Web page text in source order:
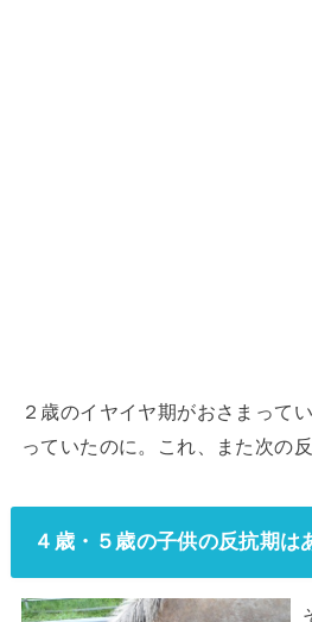
２歳のイヤイヤ期がおさまって
っていたのに。これ、また次の
４歳・５歳の子供の反抗期は